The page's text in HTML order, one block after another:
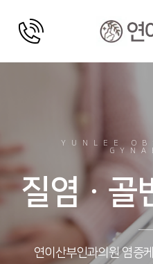
YUNLEE
질염ㆍ골
연이산부인과의원 염증